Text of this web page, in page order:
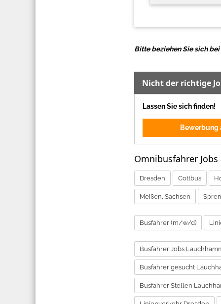
Bitte beziehen Sie sich
Nicht der richtige
Lassen Sie sich finden!
Bewerbung
Omnibusfahrer
Dresden Cottbus
Meißen, Sachsen
Busfahrer (m/w/d)
Busfahrer Jobs
Busfahrer gesucht
Busfahrer Stellen